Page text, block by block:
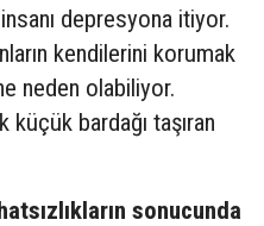
depresyona itiyor.
kendilerini korumak
neden olabiliyor.
küçük bardağı taşıran
sonucunda